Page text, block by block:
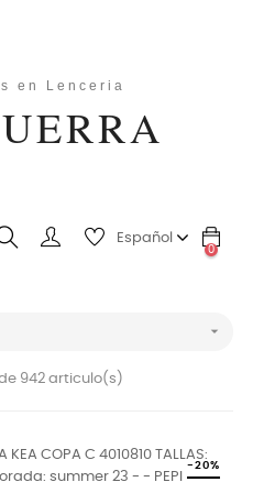
Español
0

942 articulo(s)
-20%